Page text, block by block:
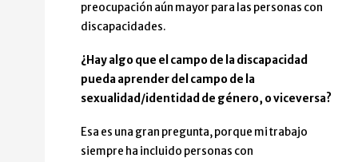
preocupación aún mayor para las personas con
discapacidades.
¿Hay algo que el campo de la discapacidad
pueda aprender del campo de la
sexualidad/identidad de género, o viceversa?
Esa es una gran pregunta, porque mi trabajo
siempre ha incluido personas con